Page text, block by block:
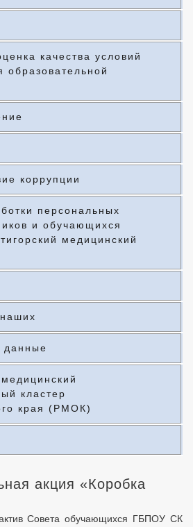
качества условий
образовательной
коррупции
персональных
и обучающихся
медицинский
данные
кластер
края (РМОК)
акция «Коробка
Совета обучающихся ГБПОУ СК